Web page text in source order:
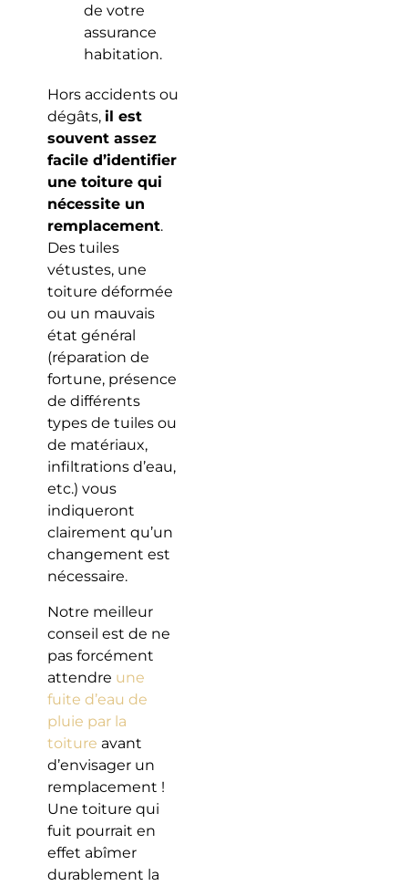
de votre
assurance
habitation.
Hors accidents ou
dégâts, il est
souvent assez
facile d’identifier
une toiture qui
nécessite un
remplacement.
Des tuiles
vétustes, une
toiture déformée
ou un mauvais
état général
(réparation de
fortune, présence
de différents
types de tuiles ou
de matériaux,
infiltrations d’eau,
etc.) vous
indiqueront
clairement qu’un
changement est
nécessaire.
Notre meilleur
conseil est de ne
pas forcément
attendre une
fuite d’eau de
pluie par la
toiture avant
d’envisager un
remplacement !
Une toiture qui
fuit pourrait en
effet abîmer
durablement la